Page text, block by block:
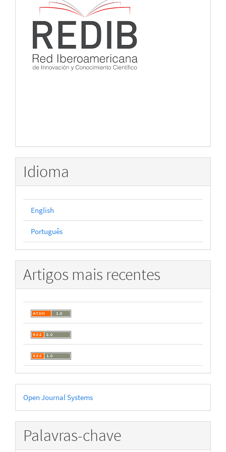
Idioma
English
Português
Artigos mais recentes
Desenvolvido
por
Open Journal Systems
Palavras-chave